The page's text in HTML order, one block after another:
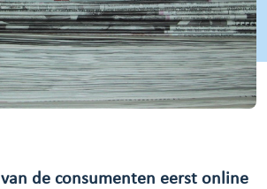
van de consumenten eerst online